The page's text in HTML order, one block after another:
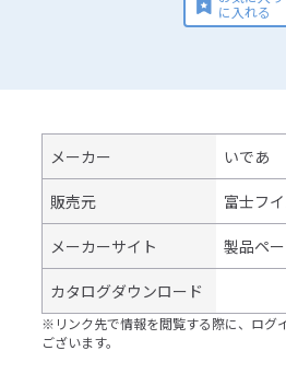
に入れる
メーカー いであ
販売元 富士フ
メーカーサイト 製品ペ
カタログダウンロード
※リンク先で情報を閲覧する際に、ログ
ございます。